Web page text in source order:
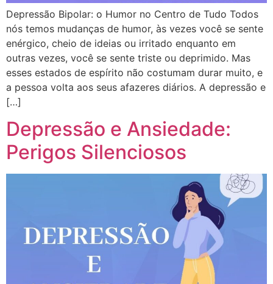
Depressão Bipolar: o Humor no Centro de Tudo Todos
nós temos mudanças de humor, às vezes você se sente
enérgico, cheio de ideias ou irritado enquanto em
outras vezes, você se sente triste ou deprimido. Mas
esses estados de espírito não costumam durar muito, e
a pessoa volta aos seus afazeres diários. A depressão e
[…]
Depressão e Ansiedade:
Perigos Silenciosos